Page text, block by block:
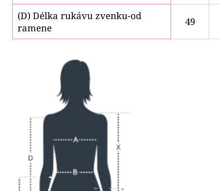
(D) Délka rukávu zvenku-od
ramene
49